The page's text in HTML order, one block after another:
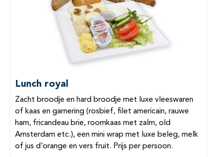
Lunch royal
Zacht broodje en hard broodje met luxe vleeswaren
of kaas en garnering (rosbief, filet americain, rauwe
ham, fricandeau brie, roomkaas met zalm, old
Amsterdam etc.), een mini wrap met luxe beleg, melk
of jus d’orange en vers fruit. Prijs per persoon.